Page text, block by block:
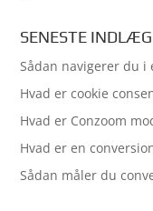
SENESTE INDLÆG
Sådan navigerer du i
Hvad er cookie
Hvad er Conzoom
Hvad er en
Sådan måler du